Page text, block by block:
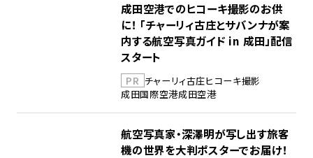
成田空港でのヒコーキ撮影のお供
に！ 「チャーリィ古庄とサバンナが案
内する航空写真ガイド in 成田」配信
スタート
PR チャーリィ古庄ヒコーキ撮影
成田国際空港成田空港
航空写真家・深澤明が写し出す旅客
機の世界を大判ポスターでお届け！